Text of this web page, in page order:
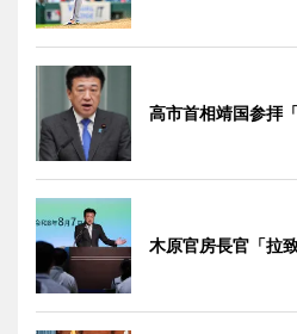
高市首相靖国参拝
木原官房長官「拉